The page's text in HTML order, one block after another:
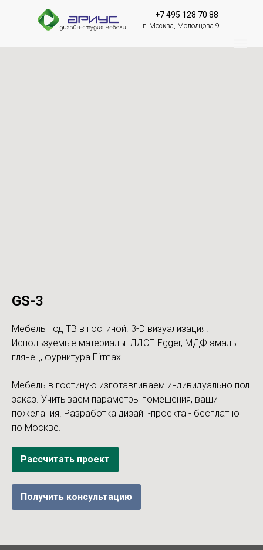
+7 495 128 70 88
г. Москва, Молодцова 9
GS-3
Мебель под ТВ в гостиной. 3-D визуализация.
Используемые материалы: ЛДСП Egger, МДФ эмаль
глянец, фурнитура Firmax.
Мебель в гостиную изготавливаем индивидуально под
заказ. Учитываем параметры помещения, ваши
пожелания. Разработка дизайн-проекта - бесплатно
по Москве.
Рассчитать проект
Получить консультацию